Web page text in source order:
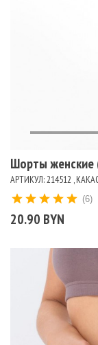
Шорты женские
АРТИКУЛ: 214512 ,
20.90 BYN
(6)